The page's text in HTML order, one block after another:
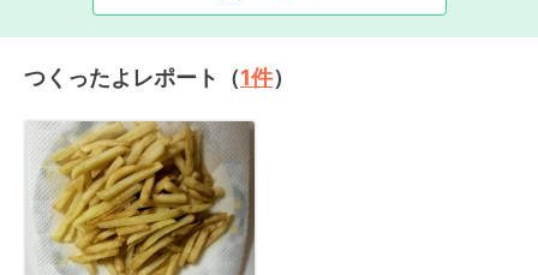
つくったよレポート（1件）